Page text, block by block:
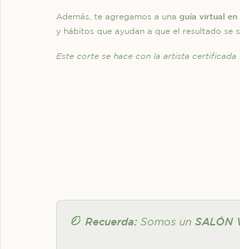
Además, te agregamos a una guía virtual en
y hábitos que ayudan a que el resultado se
Este corte se hace con la artista certificada
Recuerda:Somos un SALÓN